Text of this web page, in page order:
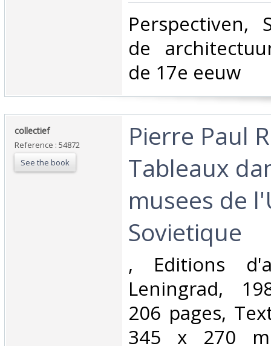
‎Perspectiven,
de
de 17e eeuw ‎
‎collectief‎
Reference : 54872
See the book
‎Pierre Paul
Tableaux
musees de
Sovietique‎
‎, Editions
Leningrad,
206 pages,
345 x 270